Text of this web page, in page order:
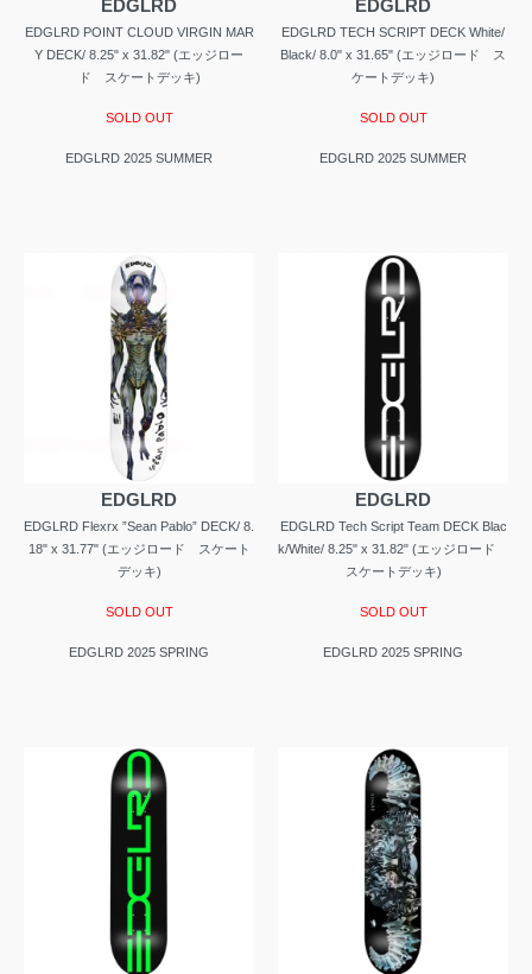
EDGLRD
EDGLRD POINT CLOUD VIRGIN MAR
Y DECK/ 8.25" x 31.82" (エッジロー
ド スケートデッキ)
SOLD OUT
EDGLRD 2025 SUMMER
EDGLRD
EDGLRD TECH SCRIPT DECK White/
Black/ 8.0" x 31.65" (エッジロード ス
ケートデッキ)
SOLD OUT
EDGLRD 2025 SUMMER
EDGLRD
EDGLRD Flexrx ”Sean Pablo” DECK/ 8.
18" x 31.77" (エッジロード スケート
デッキ)
SOLD OUT
EDGLRD 2025 SPRING
EDGLRD
EDGLRD Tech Script Team DECK Blac
k/White/ 8.25" x 31.82" (エッジロード
スケートデッキ)
SOLD OUT
EDGLRD 2025 SPRING